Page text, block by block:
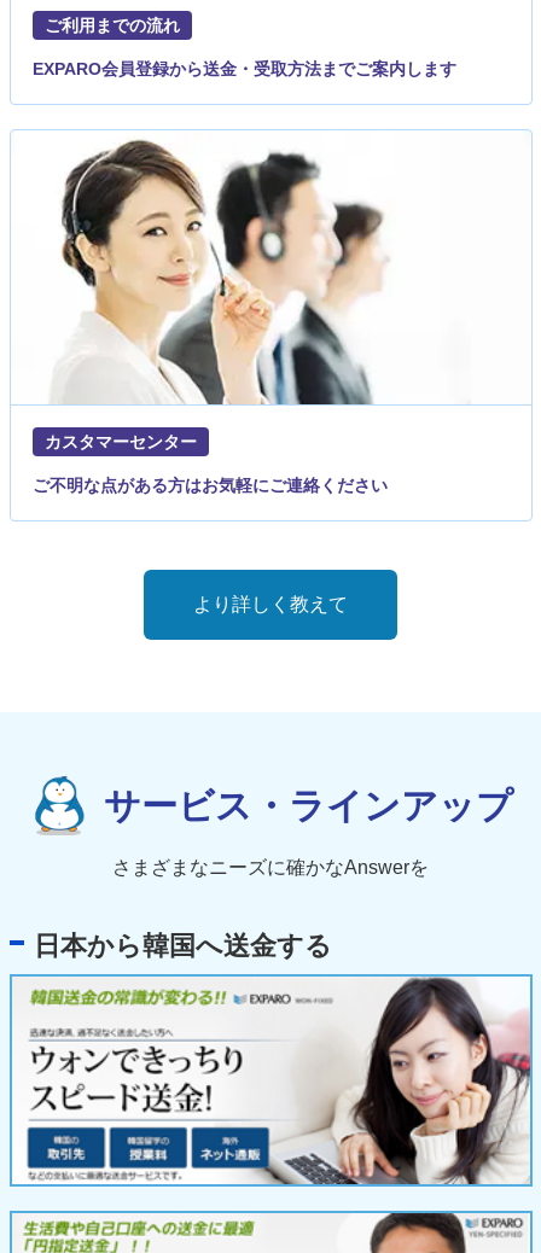
ご利用までの流れ
EXPARO会員登録から送金・受取方法までご案内します
カスタマーセンター
ご不明な点がある方はお気軽にご連絡ください
より詳しく教えて
サービス・ラインアップ
さまざまなニーズに確かなAnswerを
日本から韓国へ送金する